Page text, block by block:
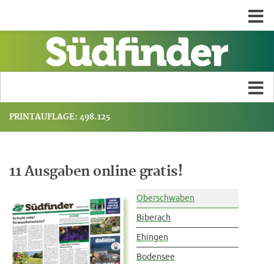
PRINTAUFLAGE: 498.125
11 Ausgaben online gratis!
Oberschwaben
Biberach
Ehingen
Bodensee